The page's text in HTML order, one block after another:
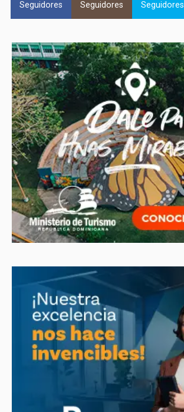
Seguidores
Seguidores
Seguidores